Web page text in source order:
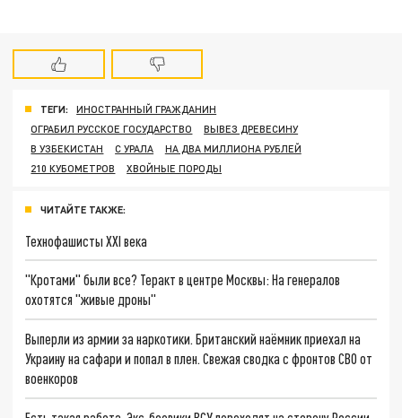
ТЕГИ:
ИНОСТРАННЫЙ ГРАЖДАНИН
ОГРАБИЛ РУССКОЕ ГОСУДАРСТВО
ВЫВЕЗ ДРЕВЕСИНУ
В УЗБЕКИСТАН
С УРАЛА
НА ДВА МИЛЛИОНА РУБЛЕЙ
210 КУБОМЕТРОВ
ХВОЙНЫЕ ПОРОДЫ
ЧИТАЙТЕ ТАКЖЕ:
Технофашисты XXI века
"Кротами" были все? Теракт в центре Москвы: На генералов
охотятся "живые дроны"
Выперли из армии за наркотики. Британский наёмник приехал на
Украину на сафари и попал в плен. Свежая сводка с фронтов СВО от
военкоров